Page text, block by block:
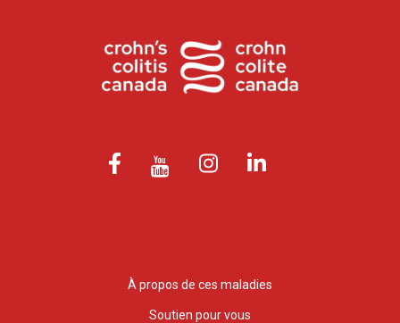
À propos de ces maladies
Soutien pour vous